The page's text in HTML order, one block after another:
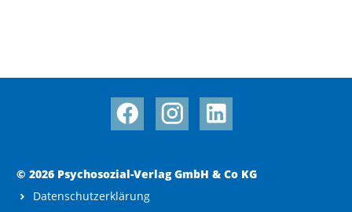
© 2026 Psychosozial-Verlag GmbH & Co KG
Datenschutzerklärung